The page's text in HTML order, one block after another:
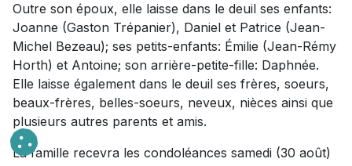
Outre son époux, elle laisse dans le deuil ses enfants:
Joanne (Gaston Trépanier), Daniel et Patrice (Jean-
Michel Bezeau); ses petits-enfants: Émilie (Jean-Rémy
Horth) et Antoine; son arrière-petite-fille: Daphnée.
Elle laisse également dans le deuil ses frères, soeurs,
beaux-frères, belles-soeurs, neveux, nièces ainsi que
plusieurs autres parents et amis.
La famille recevra les condoléances samedi (30 août)